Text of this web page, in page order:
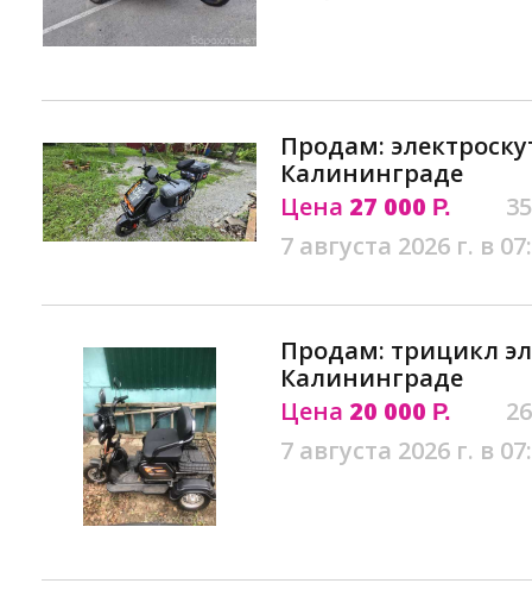
Продам:
Калининграде
Цена 27 000 Р.
7 августа 2026 г. в
Продам: трицикл
Калининграде
Цена 20 000 Р.
7 августа 2026 г. в